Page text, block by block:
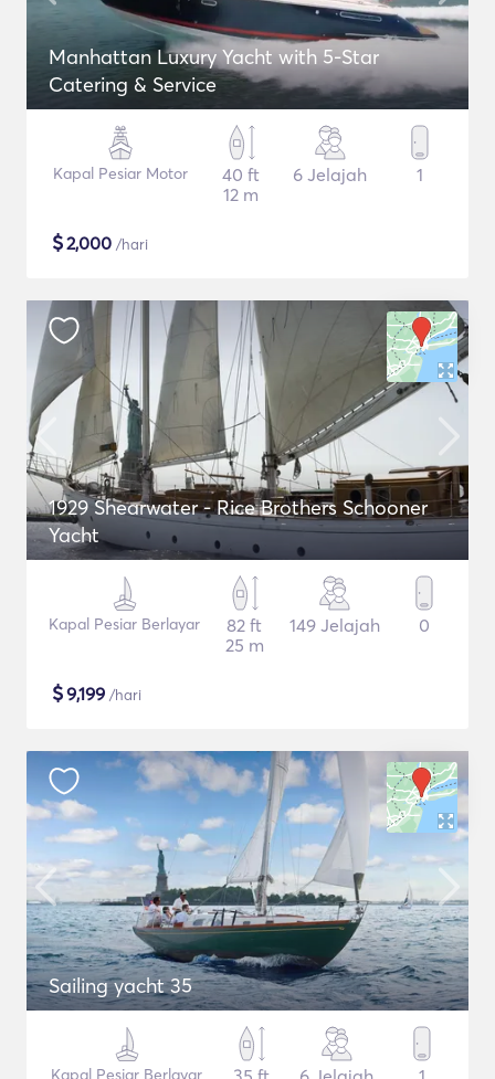
Manhattan Luxury Yacht with 5-Star
Catering & Service
Kapal Pesiar Motor
40 ft
12 m
6 Jelajah 1
$2,000 /hari
1929 Shearwater - Rice Brothers Schooner
Yacht
Kapal Pesiar Berlayar
82 ft
25 m
149 Jelajah 0
$9,199 /hari
Sailing yacht 35
Kapal Pesiar Berlayar